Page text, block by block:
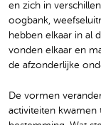
en zich in
oogbank,
hebben elkaar in al
vonden elkaar en
de afzonderlijke
De vormen
activiteiten kwamen